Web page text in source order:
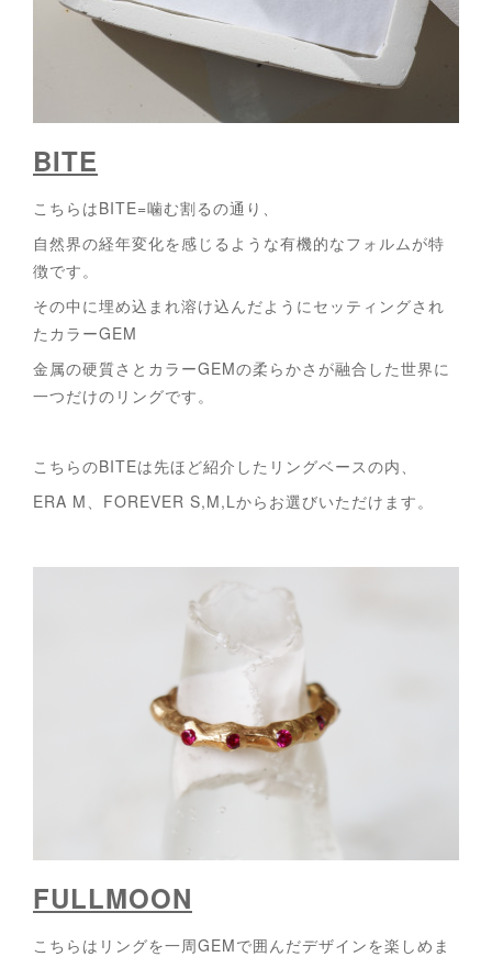
BITE
こちらはBITE=噛む割るの通り、
自然界の経年変化を感じるような有機的なフォルムが特
徴です。
その中に埋め込まれ溶け込んだようにセッティングされ
たカラーGEM
金属の硬質さとカラーGEMの柔らかさが融合した世界に
一つだけのリングです。
こちらのBITEは先ほど紹介したリングベースの内、
ERA M、FOREVER S,M,Lからお選びいただけます。
FULLMOON
こちらはリングを一周GEMで囲んだデザインを楽しめま